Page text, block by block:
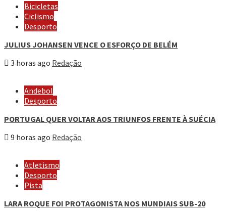
Bicicletas
Ciclismo
Desporto
JULIUS JOHANSEN VENCE O ESFORÇO DE BELÉM
3 horas ago Redação
Andebol
Desporto
PORTUGAL QUER VOLTAR AOS TRIUNFOS FRENTE À SUÉCIA
9 horas ago Redação
Atletismo
Desporto
Pista
LARA ROQUE FOI PROTAGONISTA NOS MUNDIAIS SUB-20